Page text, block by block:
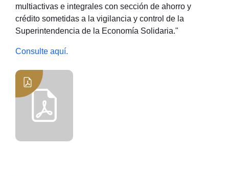
multiactivas e integrales con sección de ahorro y
crédito sometidas a la vigilancia y control de la
Superintendencia de la Economía Solidaria."
Consulte aquí.